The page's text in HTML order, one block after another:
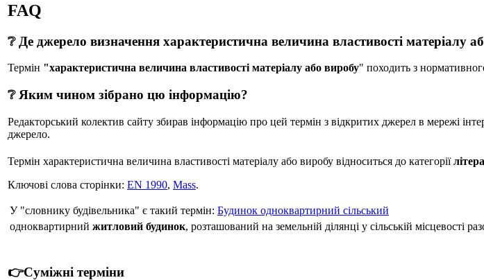
FAQ
❔ Де джерело визначення характеристична величина властивості матеріалу
Термін "характеристична величина властивості матеріалу або виробу" походить з
❔ Яким чином зібрано цю інформацію?
Редакторський колектив сайту збирав інформацію про цей термін з відкритих джерел в мережі
джерело.
Термін характеристична величина властивості матеріалу або виробу відноситься до категорії
Ключові слова сторінки: EN 1990, Mass.
У "словнику будівельника" є такий термін: Будинок одноквартирний сільський
одноквартирний житловий будинок, розташований на земельній ділянці у сільській місцевості
👉Суміжні терміни